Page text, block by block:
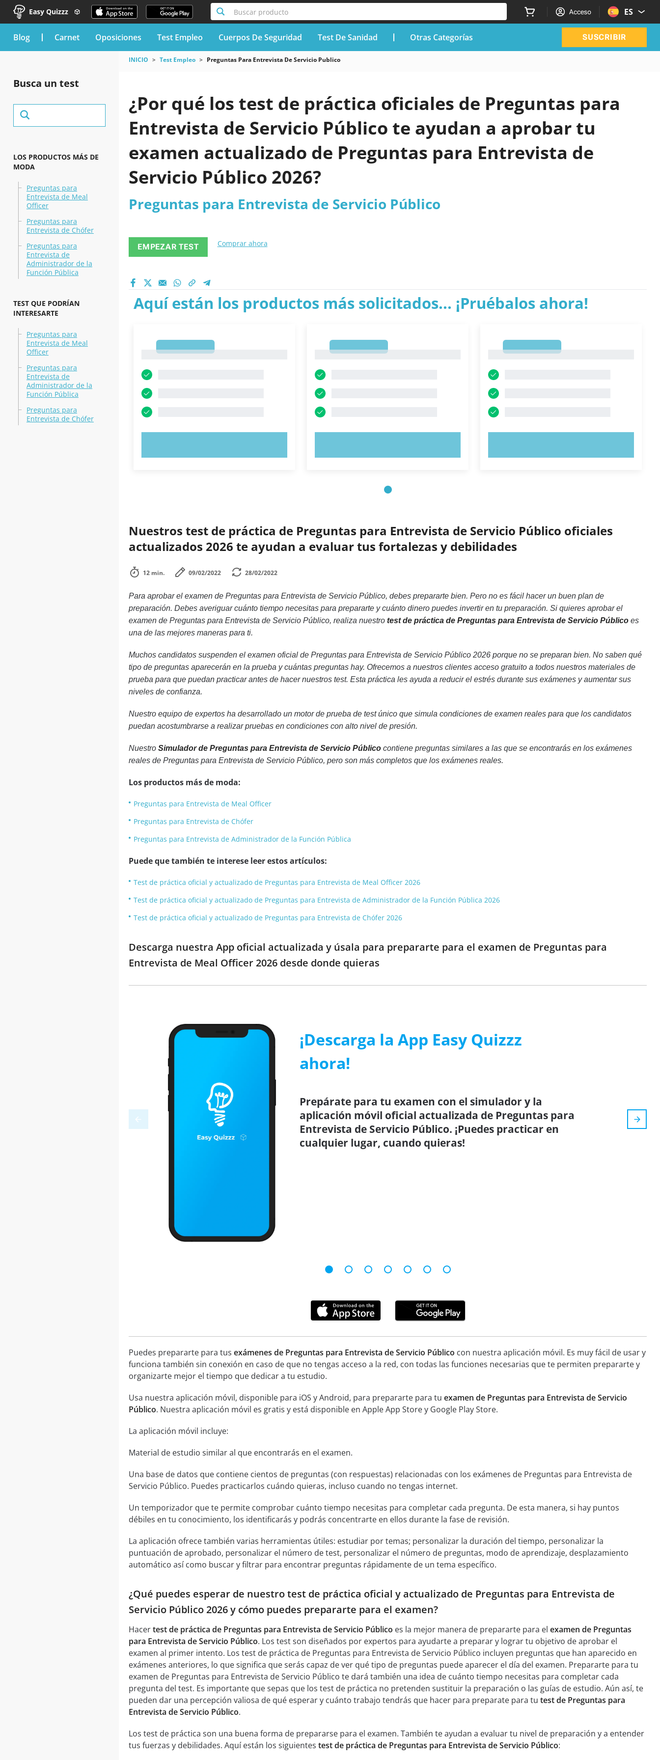
Easy Quizzz Buscar producto Acceso ES
blog Carnet Oposiciones Test Empleo Cuerpos De Seguridad Test De Sanidad Otras Categorías SUSCRIBIR
Busca un test
LOS PRODUCTOS MÁS DE
MODA
Preguntas para
Entrevista de Meal
Officer
Preguntas para
Entrevista de Chófer
Preguntas para
Entrevista de
Administrador de la
Función Pública
TEST QUE PODRÍAN
INTERESARTE
Preguntas para
Entrevista de Meal
Officer
Preguntas para
Entrevista de
Administrador de la
Función Pública
Preguntas para
Entrevista de Chófer
INICIO Test Empleo Preguntas Para Entrevista De Servicio Publico
¿Por qué los test de práctica oficiales de Preguntas para
Entrevista de Servicio Público te ayudan a aprobar tu
examen actualizado de Preguntas para Entrevista de
Servicio Público 2026?
Preguntas para Entrevista de Servicio Público
EMPEZAR TEST Comprar ahora
Aquí están los productos más solicitados... ¡Pruébalos ahora!
Nuestros test de práctica de Preguntas para Entrevista de Servicio Público oficiales
actualizados 2026 te ayudan a evaluar tus fortalezas y debilidades
12 min. 09/02/2022 28/02/2022
Para aprobar el examen de Preguntas para Entrevista de Servicio Público, debes prepararte bien. Pero no es fácil hacer un buen plan de
preparación. Debes averiguar cuánto tiempo necesitas para prepararte y cuánto dinero puedes invertir en tu preparación. Si quieres aprobar el
examen de Preguntas para Entrevista de Servicio Público, realiza nuestro test de práctica de Preguntas para Entrevista de Servicio Públicoes
una de las mejores maneras para ti.
Muchos candidatos suspenden el examen oficial de Preguntas para Entrevista de Servicio Público 2026 porque no se preparan bien. No saben qué
tipo de preguntas aparecerán en la prueba y cuántas preguntas hay. Ofrecemos a nuestros clientes acceso gratuito a todos nuestros materiales de
prueba para que puedan practicar antes de hacer nuestros test. Esta práctica les ayuda a reducir el estrés durante sus exámenes y aumentar sus
niveles de confianza.
Nuestro equipo de expertos ha desarrollado un motor de prueba de test único que simula condiciones de examen reales para que los candidatos
puedan acostumbrarse a realizar pruebas en condiciones con alto nivel de presión.
Nuestro Simulador de Preguntas para Entrevista de Servicio Públicocontiene preguntas similares a las que se encontrarás en los exámenes
reales de Preguntas para Entrevista de Servicio Público, pero son más completos que los exámenes reales.
Los productos más de moda:
Preguntas para Entrevista de Meal Officer
Preguntas para Entrevista de Chófer
Preguntas para Entrevista de Administrador de la Función Pública
Puede que también te interese leer estos artículos:
Test de práctica oficial y actualizado de Preguntas para Entrevista de Meal Officer 2026
Test de práctica oficial y actualizado de Preguntas para Entrevista de Administrador de la Función Pública 2026
Test de práctica oficial y actualizado de Preguntas para Entrevista de Chófer 2026
Descarga nuestra App oficial actualizada y úsala para prepararte para el examen de Preguntas para
Entrevista de Meal Officer 2026 desde donde quieras
¡Descarga la App Easy Quizzz
ahora!
Prepárate para tu examen con el simulador y la
aplicación móvil oficial actualizada de Preguntas para
Entrevista de Servicio Público. ¡Puedes practicar en
cualquier lugar, cuando quieras!
Puedes prepararte para tus exámenes de Preguntas para Entrevista de Servicio Público con nuestra aplicación móvil. Es muy fácil de usar y
funciona también sin conexión en caso de que no tengas acceso a la red, con todas las funciones necesarias que te permiten prepararte y
organizarte mejor el tiempo que dedicar a tu estudio.
Usa nuestra aplicación móvil, disponible para iOS y Android, para prepararte para tu examen de Preguntas para Entrevista de Servicio
Público. Nuestra aplicación móvil es gratis y está disponible en Apple App Store y Google Play Store.
La aplicación móvil incluye:
Material de estudio similar al que encontrarás en el examen.
Una base de datos que contiene cientos de preguntas (con respuestas) relacionadas con los exámenes de Preguntas para Entrevista de
Servicio Público. Puedes practicarlos cuándo quieras, incluso cuando no tengas internet.
Un temporizador que te permite comprobar cuánto tiempo necesitas para completar cada pregunta. De esta manera, si hay puntos
débiles en tu conocimiento, los identificarás y podrás concentrarte en ellos durante la fase de revisión.
La aplicación ofrece también varias herramientas útiles: estudiar por temas; personalizar la duración del tiempo, personalizar la
puntuación de aprobado, personalizar el número de test, personalizar el número de preguntas, modo de aprendizaje, desplazamiento
automático así como buscar y filtrar para encontrar preguntas rápidamente de un tema específico.
¿Qué puedes esperar de nuestro test de práctica oficial y actualizado de Preguntas para Entrevista de
Servicio Público 2026 y cómo puedes prepararte para el examen?
Hacertest de práctica de Preguntas para Entrevista de Servicio Público es la mejor manera de prepararte para el examen de Preguntas
para Entrevista de Servicio Público. Los test son diseñados por expertos para ayudarte a preparar y lograr tu objetivo de aprobar el
examen al primer intento. Los test de práctica de Preguntas para Entrevista de Servicio Público incluyen preguntas que han aparecido en
exámenes anteriores, lo que significa que serás capaz de ver qué tipo de preguntas puede aparecer el día del examen. Prepararte para tu
examen de Preguntas para Entrevista de Servicio Público te dará también una idea de cuánto tiempo necesitas para completar cada
pregunta del test. Es importante que sepas que los test de práctica no pretenden sustituir la preparación o las guías de estudio. Aún así, te
pueden dar una percepción valiosa de qué esperar y cuánto trabajo tendrás que hacer para preparate para tu test de Preguntas para
Entrevista de Servicio Público.
Los test de práctica son una buena forma de prepararse para el examen. También te ayudan a evaluar tu nivel de preparación y a entender
tus fuerzas y debilidades. Aquí están los siguientes test de práctica de Preguntas para Entrevista de Servicio Público: